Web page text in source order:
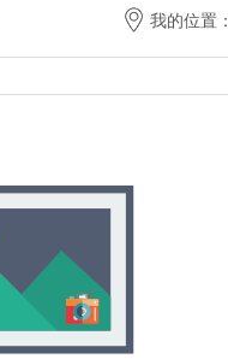
我的位置：